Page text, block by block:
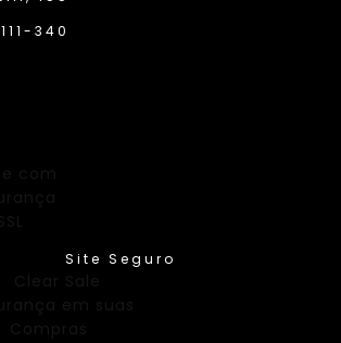
340
Site Seguro